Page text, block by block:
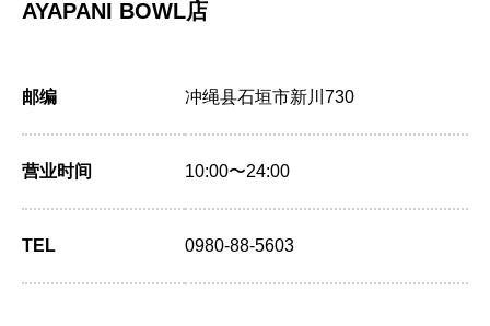
AYAPANI BOWL店
邮编 冲绳县石垣市新川730
营业时间 10:00〜24:00
TEL 0980-88-5603